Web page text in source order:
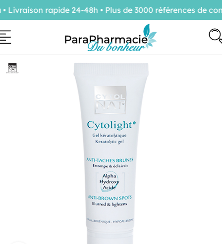
rapide 24-48h • Plus de 3000 références de